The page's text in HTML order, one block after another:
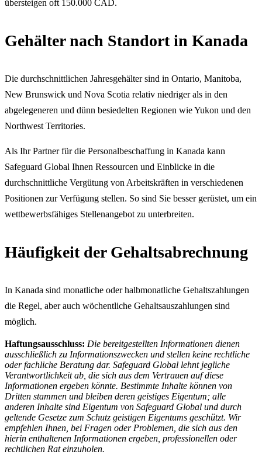
übersteigen oft 150.000 CAD.
Gehälter nach Standort in Kanada
Die durchschnittlichen Jahresgehälter sind in Ontario, Manitoba,
New Brunswick und Nova Scotia relativ niedriger als in den
abgelegeneren und dünn besiedelten Regionen wie Yukon und den
Northwest Territories.
Als Ihr Partner für die Personalbeschaffung in Kanada kann
Safeguard Global Ihnen Ressourcen und Einblicke in die
durchschnittliche Vergütung von Arbeitskräften in verschiedenen
Positionen zur Verfügung stellen. So sind Sie besser gerüstet, um ein
wettbewerbsfähiges Stellenangebot zu unterbreiten.
Häufigkeit der Gehaltsabrechnung
In Kanada sind monatliche oder halbmonatliche Gehaltszahlungen
die Regel, aber auch wöchentliche Gehaltsauszahlungen sind
möglich.
Haftungsausschluss: Die bereitgestellten Informationen dienen
ausschließlich zu Informationszwecken und stellen keine rechtliche
oder fachliche Beratung dar. Safeguard Global lehnt jegliche
Verantwortlichkeit ab, die sich aus dem Vertrauen auf diese
Informationen ergeben könnte. Bestimmte Inhalte können von
Dritten stammen und bleiben deren geistiges Eigentum; alle
anderen Inhalte sind Eigentum von Safeguard Global und durch
geltende Gesetze zum Schutz geistigen Eigentums geschützt. Wir
empfehlen Ihnen, bei Fragen oder Problemen, die sich aus den
hierin enthaltenen Informationen ergeben, professionellen oder
rechtlichen Rat einzuholen.